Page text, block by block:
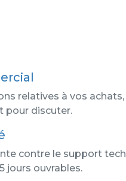
relatives à vos achats,
pour discuter.
contre le support
jours ouvrables.